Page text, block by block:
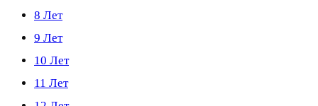
8 Лет
9 Лет
10 Лет
11 Лет